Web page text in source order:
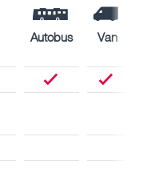
Autobus Van